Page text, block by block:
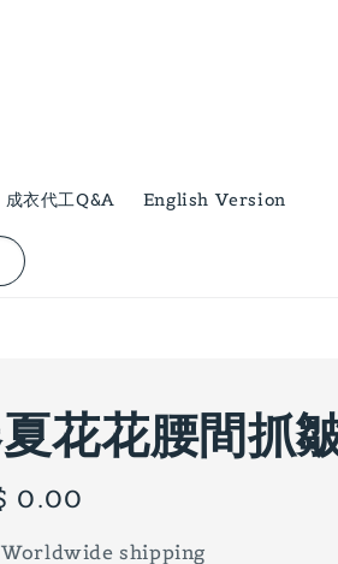
成衣代工Q&A English Version
花花腰間抓
0.00
Worldwide shipping